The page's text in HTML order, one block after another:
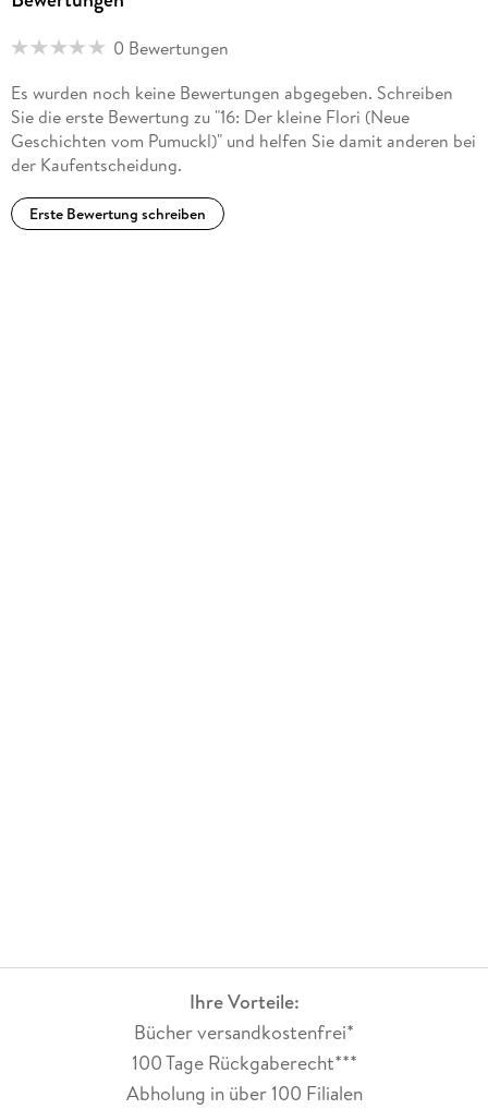
Audioinhalt
Hörspiel
GTIN
4069829232760
0 Bewertungen
Es wurden noch keine Bewertungen abgegeben. Schreiben
Sie die erste Bewertung zu "16: Der kleine Flori (Neue
Geschichten vom Pumuckl)" und helfen Sie damit anderen bei
der Kaufentscheidung.
Erste Bewertung schreiben
Ihre Vorteile:
Bücher versandkostenfrei*
100 Tage Rückgaberecht***
Abholung in über 100 Filialen